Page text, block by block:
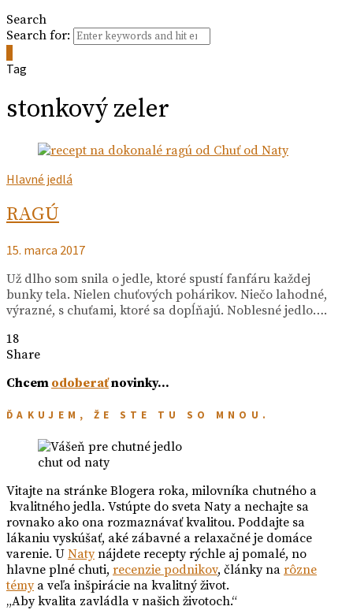
Search
Search for:
Tag
stonkový zeler
Hlavné jedlá
RAGÚ
15. marca 2017
Už dlho som snila o jedle, ktoré spustí fanfáru každej
bunky tela. Nielen chuťových pohárikov. Niečo lahodné,
výrazné, s chuťami, ktoré sa dopĺňajú. Noblesné jedlo….
18
Share
Chcem odoberaťnovinky…
ĎAKUJEM, ŽE STE TU SO MNOU.
chut od naty
Vitajte na stránke Blogera roka, milovníka chutného a
kvalitného jedla. Vstúpte do sveta Naty a nechajte sa
rovnako ako ona rozmaznávať kvalitou. Poddajte sa
lákaniu vyskúšať, aké zábavné a relaxačné je domáce
varenie. U Natynájdete recepty rýchle aj pomalé, no
hlavne plné chuti, recenzie podnikov, články na rôzne
témya veľa inšpirácie na kvalitný život.
„Aby kvalita zavládla v našich životoch.“